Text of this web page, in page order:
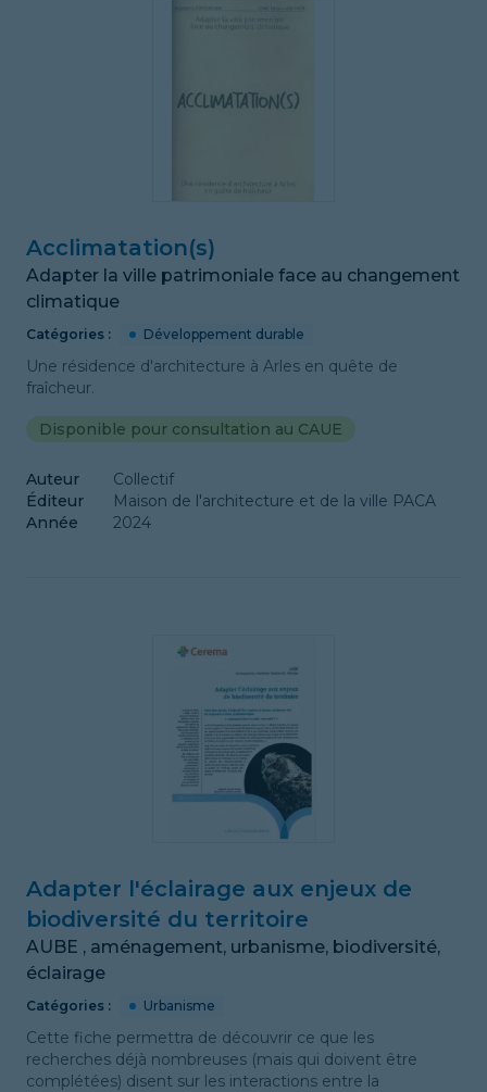
Acclimatation(s)
Adapter la ville patrimoniale face au changement
climatique
Catégories : Développement durable
Une résidence d'architecture à Arles en quête de
fraîcheur.
Disponible pour consultation au CAUE
Auteur
Collectif
Éditeur
Maison de l'architecture et de la ville PACA
Année
2024
Adapter l'éclairage aux enjeux de
biodiversité du territoire
AUBE , aménagement, urbanisme, biodiversité,
éclairage
Catégories : Urbanisme
Cette fiche permettra de découvrir ce que les
recherches déjà nombreuses (mais qui doivent être
complétées) disent sur les interactions entre la